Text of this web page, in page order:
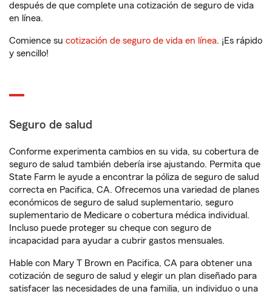
después de que complete una cotización de seguro de vida
en línea.
Comience su cotización de seguro de vida en línea. ¡Es rápido
y sencillo!
Seguro de salud
Conforme experimenta cambios en su vida, su cobertura de
seguro de salud también debería irse ajustando. Permita que
State Farm le ayude a encontrar la póliza de seguro de salud
correcta en Pacifica, CA. Ofrecemos una variedad de planes
económicos de seguro de salud suplementario, seguro
suplementario de Medicare o cobertura médica individual.
Incluso puede proteger su cheque con seguro de
incapacidad para ayudar a cubrir gastos mensuales.
Hable con Mary T Brown en Pacifica, CA para obtener una
cotización de seguro de salud y elegir un plan diseñado para
satisfacer las necesidades de una familia, un individuo o una